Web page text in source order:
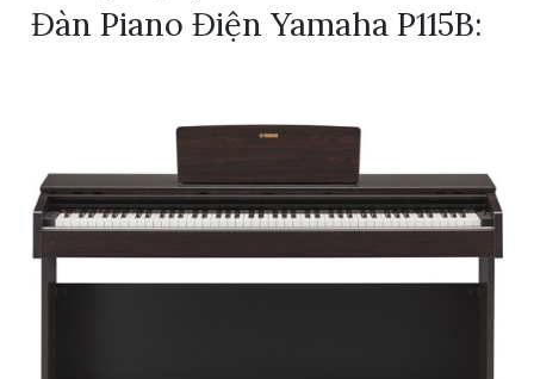
Đàn Piano Điện Yamaha P115B: